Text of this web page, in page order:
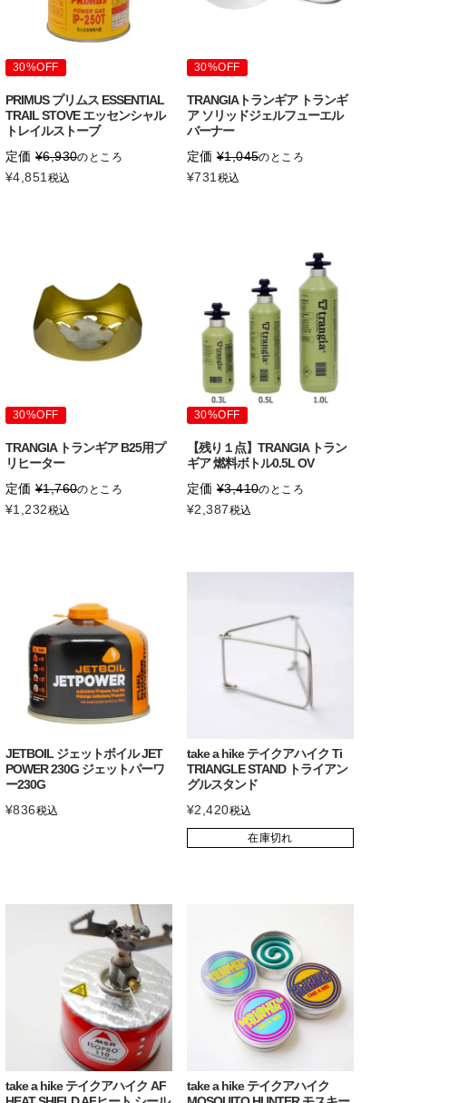
30%OFF
PRIMUS プリムス ESSENTIAL
TRAIL STOVE エッセンシャル
トレイルストーブ
定価 ¥6,930のところ
¥4,851 税込
30%OFF
TRANGIAトランギア トランギ
ア ソリッドジェルフューエル
バーナー
定価 ¥1,045のところ
¥731 税込
30%OFF
TRANGIA トランギア B25用プ
リヒーター
定価 ¥1,760のところ
¥1,232税込
30%OFF
【残り１点】TRANGIA トラン
ギア 燃料ボトル0.5L OV
定価 ¥3,410のところ
¥2,387税込
JETBOIL ジェットボイル JET
POWER 230G ジェットパーワ
ー230G
¥836税込
take a hike テイクアハイク Ti
TRIANGLE STAND トライアン
グルスタンド
¥2,420税込
在庫切れ
take a hike テイクアハイク AF
take a hike テイクアハイク